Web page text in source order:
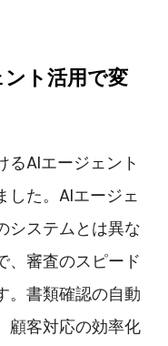
ト活用で変
るAIエージェント
した。AIエージェ
システムとは異な
、審査のスピード
。書類確認の自動
顧客対応の効率化